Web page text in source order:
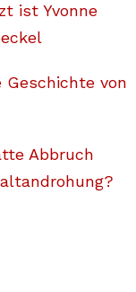
ist Yvonne
Geschichte von
Abbruch